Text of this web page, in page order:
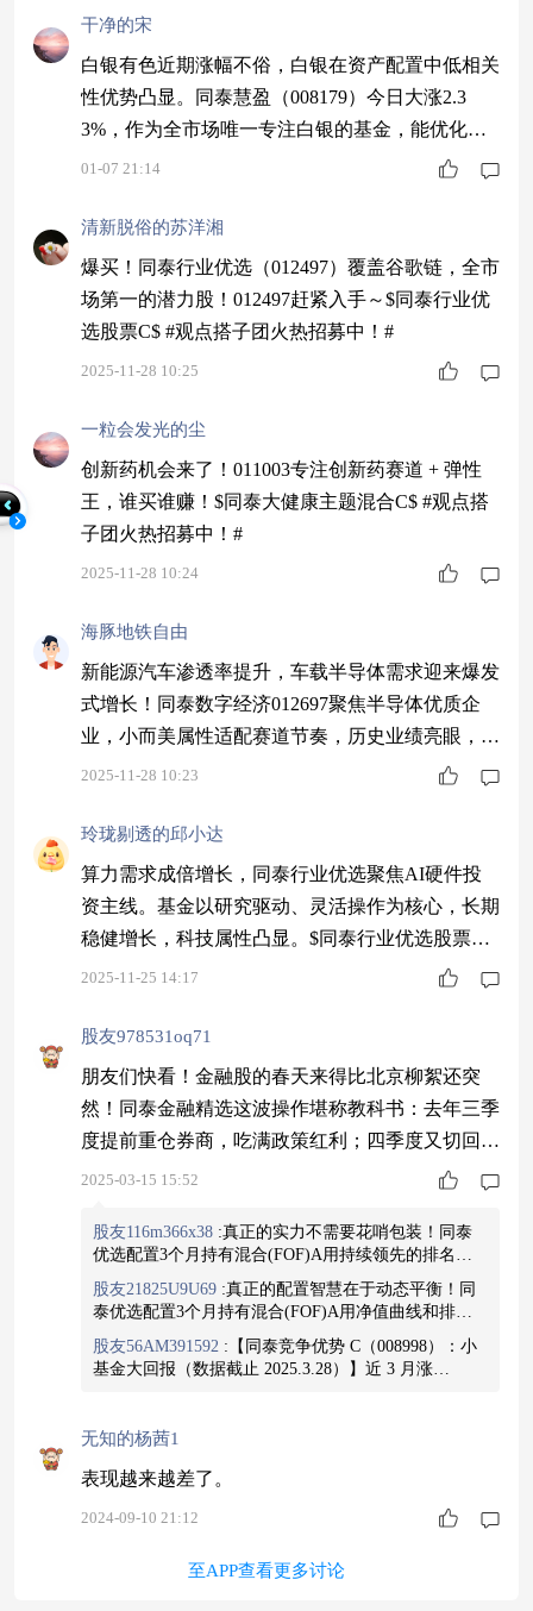
干净的宋
白银有色近期涨幅不俗，白银在资产配置中低相关
性优势凸显。同泰慧盈（008179）今日大涨2.3
3%，作为全市场唯一专注白银的基金，能优化投
资组合，个人认为可以留意。$同泰慧盈混合C$ #
01-07 21:14
清新脱俗的苏洋湘
爆买！同泰行业优选（012497）覆盖谷歌链，全市
场第一的潜力股！012497赶紧入手～$同泰行业优
选股票C$ #观点搭子团火热招募中！#
2025-11-28 10:25
一粒会发光的尘
创新药机会来了！011003专注创新药赛道 + 弹性
王，谁买谁赚！$同泰大健康主题混合C$ #观点搭
子团火热招募中！#
2025-11-28 10:24
海豚地铁自由
新能源汽车渗透率提升，车载半导体需求迎来爆发
式增长！同泰数字经济012697聚焦半导体优质企
业，小而美属性适配赛道节奏，历史业绩亮眼，01
2697邀你共享成长红利～$同泰数字经济股票C$ #
2025-11-28 10:23
玲珑剔透的邱小达
算力需求成倍增长，同泰行业优选聚焦AI硬件投
资主线。基金以研究驱动、灵活操作为核心，长期
稳健增长，科技属性凸显。$同泰行业优选股票C$
#11月基金投资策略#
2025-11-25 14:17
股友978531oq71
朋友们快看！金融股的春天来得比北京柳絮还突
然！同泰金融精选这波操作堪称教科书：去年三季
度提前重仓券商，吃满政策红利；四季度又切回银
行躲过调整，现在牛市号角一响再次满仓冲锋！王
么叫"下跌时像债基，上涨时像股票"，夏普比率1.
94+最大回撤7.85%的梦幻组合，这波行情必须跟
车！#金融股#同泰金融精选#A类013490/C类01349
1$同泰金融精选股票C
2025-03-15 15:52
股友116m366x38 :真正的实力不需要花哨包装！同泰
优选配置3个月持有混合(FOF)A用持续领先的排名和
净值连涨的曲线，默默诠释了“低调的王者”！#进可
攻，退可守#同泰优选配置3个月持有混合(FOF)A近一
年排名1/58#稳稳地幸福$同泰优选配置3个月持有混合
(FOF)A$
股友21825U9U69 :真正的配置智慧在于动态平衡！同
泰优选配置3个月持有混合(FOF)A用净值曲线和排名
证明，优秀策略总能找到市场的最优解！#进可攻，退
可守#近一年排名1/58#稳稳地幸福$同泰优选配置3个
月持有混合(FOF)A$查看图片
股友56AM391592 : 【同泰竞争优势 C（008998）：小
基金大回报（数据截止 2025.3.28）】近 3 月涨
适合把握机器人、AI 等新兴产业爆发式增长
无知的杨茜1
表现越来越差了。
2024-09-10 21:12
至APP查看更多讨论